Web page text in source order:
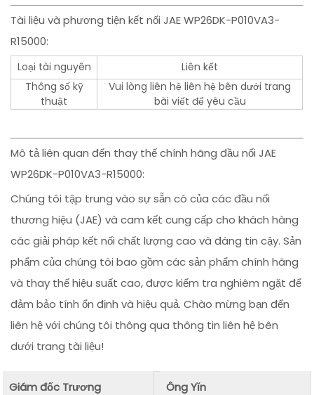
Tài liệu và phương tiện kết nối JAE WP26DK-P010VA3-
R15000:
Loại tài nguyên
Liên kết
Thông số kỹ
thuật
Vui lòng liên hệ liên hệ bên dưới trang
bài viết để yêu cầu
Mô tả liên quan đến thay thế chính hãng đầu nối JAE
WP26DK-P010VA3-R15000:
Chúng tôi tập trung vào sự sẵn có của các đầu nối
thương hiệu (JAE) và cam kết cung cấp cho khách hàng
các giải pháp kết nối chất lượng cao và đáng tin cậy. Sản
phẩm của chúng tôi bao gồm các sản phẩm chính hãng
và thay thế hiệu suất cao, được kiểm tra nghiêm ngặt để
đảm bảo tính ổn định và hiệu quả. Chào mừng bạn đến
liên hệ với chúng tôi thông qua thông tin liên hệ bên
dưới trang tài liệu!
Giám đốc Trương
Ông Yǐn